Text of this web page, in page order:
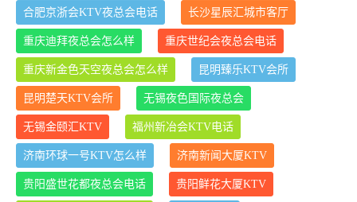
合肥京浙会KTV夜总会电话 长沙星辰汇城市客厅
重庆迪拜夜总会怎么样 重庆世纪会夜总会电话
重庆新金色天空夜总会怎么样 昆明臻乐KTV会所
昆明楚天KTV会所 无锡夜色国际夜总会
无锡金颐汇KTV 福州新冶会KTV电话
济南环球一号KTV怎么样 济南新闻大厦KTV
贵阳盛世花都夜总会电话 贵阳鲜花大厦KTV